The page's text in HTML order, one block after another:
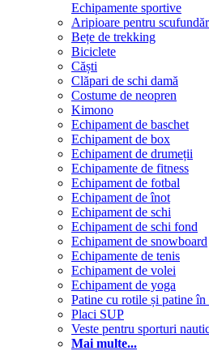
Echipamente sportive
Aripioare pentru
Bețe de trekking
Biciclete
Căști
Clăpari de schi damă
Costume de neopren
Kimono
Echipament de baschet
Echipament de box
Echipament de drumeții
Echipamente de fitness
Echipament de fotbal
Echipament de înot
Echipament de schi
Echipament de schi fond
Echipament de snowboard
Echipamente de tenis
Echipament de volei
Echipament de yoga
Patine cu rotile și patine
Placi SUP
Veste pentru sporturi
Mai multe...